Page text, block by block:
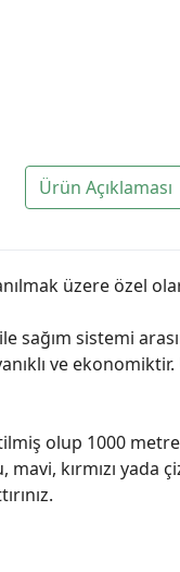
Ürün Açıklaması
üzere özel
sağım sistemi
ve
olup 1000
kırmızı yada